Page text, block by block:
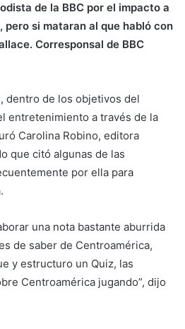
de la BBC por el impacto a
pero si mataran al que habló con
Corresponsal de BBC
dentro de los objetivos del
entretenimiento a través de la
Carolina Robino, editora
que citó algunas de las
por ella para
una nota bastante aburrida
de saber de Centroamérica,
y estructuro un Quiz, las
Centroamérica jugando”, dijo